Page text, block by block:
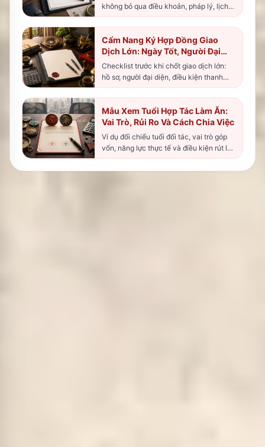
không bỏ qua điều khoản, pháp lý, lịch
các bên và năng lực thực thi.
Cẩm Nang Ký Hợp Đồng Giao
Dịch Lớn: Ngày Tốt, Người Đại
Diện Và Checklist Rủi Ro
Checklist trước khi chốt giao dịch lớn:
hồ sơ, người đại diện, điều kiện thanh
toán và phương án dự phòng.
Mẫu Xem Tuổi Hợp Tác Làm Ăn:
Vai Trò, Rủi Ro Và Cách Chia Việc
Ví dụ đối chiếu tuổi đối tác, vai trò góp
vốn, năng lực thực tế và điều kiện rút lui
trước khi hợp tác.